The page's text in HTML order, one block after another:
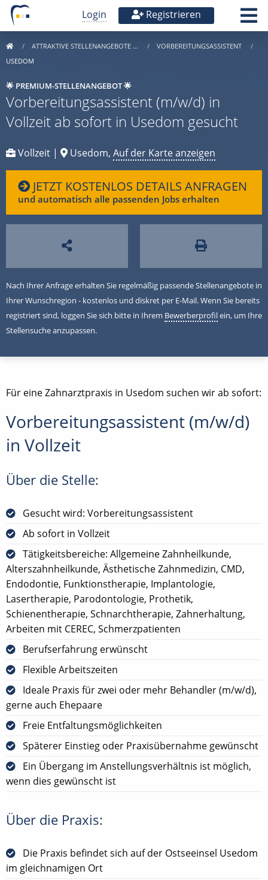
Login Registrieren
ATTRAKTIVE STELLENANGEBOTE …
VORBEREITUNGSASSISTENT
USEDOM
🌟 PREMIUM-STELLENANGEBOT 🌟
Vorbereitungsassistent (m/w/d) in
Vollzeit ab sofort in Usedom gesucht
Vollzeit | Usedom, Auf der Karte anzeigen
JETZT KOSTENLOS DETAILS ANFRAGEN
und automatisch alle passenden Jobs erhalten
Nach Ihrer Anfrage erhalten Sie regelmäßig passende Stellenangebote in
Ihrer Wunschregion - kostenlos und diskret per E-Mail. Wenn Sie bereits
registriert sind, loggen Sie sich bitte in Ihrem Bewerberprofilein, um Ihre
Stellensuche anzupassen.
Für eine Zahnarztpraxis in Usedom suchen wir ab sofort:
Vorbereitungsassistent (m/w/d)
in Vollzeit
Über die Stelle:
Gesucht wird: Vorbereitungsassistent
Ab sofort in Vollzeit
Tätigkeitsbereiche: Allgemeine Zahnheilkunde,
Alterszahnheilkunde, Ästhetische Zahnmedizin, CMD,
Endodontie, Funktionstherapie, Implantologie,
Lasertherapie, Parodontologie, Prothetik,
Schienentherapie, Schnarchtherapie, Zahnerhaltung,
Arbeiten mit CEREC, Schmerzpatienten
Berufserfahrung erwünscht
Flexible Arbeitszeiten
Ideale Praxis für zwei oder mehr Behandler (m/w/d),
gerne auch Ehepaare
Freie Entfaltungsmöglichkeiten
Späterer Einstieg oder Praxisübernahme gewünscht
Ein Übergang im Anstellungsverhältnis ist möglich,
wenn dies gewünscht ist
Über die Praxis:
Die Praxis befindet sich auf der Ostseeinsel Usedom
im gleichnamigen Ort